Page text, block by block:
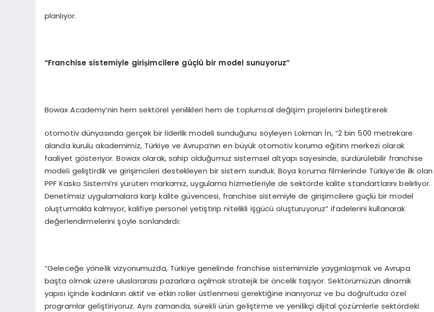
planlıyor.
“Franchise sistemiyle girişimcilere güçlü bir model sunuyoruz”
Bowax Academy’nin hem sektörel yenilikleri hem de toplumsal değişim projelerini birleştirerek
otomotiv dünyasında gerçek bir liderlik modeli sunduğunu söyleyen Lokman İn, “2 bin 500 metrekare
alanda kurulu akademimiz, Türkiye ve Avrupa’nın en büyük otomotiv koruma eğitim merkezi olarak
faaliyet gösteriyor. Bowax olarak, sahip olduğumuz sistemsel altyapı sayesinde, sürdürülebilir franchise
modeli geliştirdik ve girişimcileri destekleyen bir sistem sunduk. Boya koruma filmlerinde Türkiye’de ilk olan
PPF Kasko Sistemi’ni yürüten markamız, uygulama hizmetleriyle de sektörde kalite standartlarını belirliyor.
Denetimsiz uygulamalara karşı kalite güvencesi, franchise sistemiyle de girişimcilere güçlü bir model
oluşturmakla kalmıyor, kalifiye personel yetiştirip nitelikli işgücü oluşturuyoruz” ifadelerini kullanarak
değerlendirmelerini şöyle sonlandırdı:
“Geleceğe yönelik vizyonumuzda, Türkiye genelinde franchise sistemimizle yaygınlaşmak ve Avrupa
başta olmak üzere uluslararası pazarlara açılmak stratejik bir öncelik taşıyor. Sektörümüzün dinamik
yapısı içinde kadınların aktif ve etkin roller üstlenmesi gerektiğine inanıyoruz ve bu doğrultuda özel
programlar geliştiriyoruz. Aynı zamanda, sürekli ürün geliştirme ve yenilikçi dijital çözümlerle sektördeki